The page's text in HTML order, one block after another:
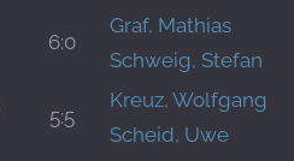
6:0
Graf, Mathias
Schweig, Stefan
5:5
Kreuz, Wolfgang
Scheid, Uwe